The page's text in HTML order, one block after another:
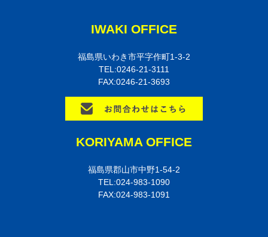
IWAKI OFFICE
福島県いわき市平字作町1-3-2
TEL:0246-21-3111
FAX:0246-21-3693
KORIYAMA OFFICE
福島県郡山市中野1-54-2
TEL:024-983-1090
FAX:024-983-1091